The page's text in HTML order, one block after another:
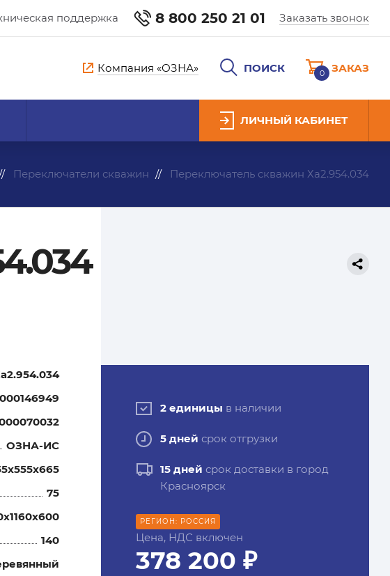
поддержка 8 800 250 21 01 Заказать звонок
Компания «ОЗНА» ПОИСК 0 ЗАКАЗ
ЛИЧНЫЙ КАБИНЕТ
Переключатели скважин Переключатель скважин Ха2.954.034
ОЗНА-ИС
75
140
2 единицы в наличии
5 дней срок отгрузки
15 дней срок доставки в город
Красноярск
РЕГИОН: РОССИЯ
Цена, НДС включен
378 200 ₽